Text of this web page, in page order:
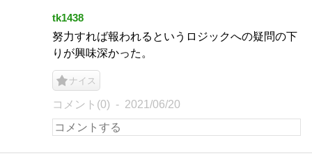
tk1438
努力すれば報われるというロジックへの疑問の下
りが興味深かった。
ナイス
コメント(0) 2021/06/20